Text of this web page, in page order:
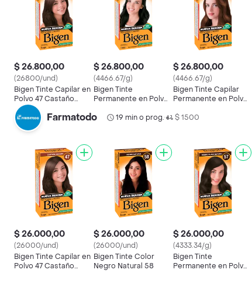
$ 26.800,00
(26800/und)
Bigen Tinte Capilar en
Polvo 47 Castaño
Oscuro
$ 26.800,00
(4466.67/g)
Bigen Tinte
Permanente en Polvo
59
$ 26.800,00
(4466.67/g)
Bigen Tinte Capilar
Permanente en Polvo
46
Farmatodo 19 min o prog.• $ 1500
$ 26.000,00
(26000/und)
Bigen Tinte Capilar en
Polvo 47 Castaño
$ 26.000,00
(26000/und)
Bigen Tinte Color
Negro Natural 58
$ 26.000,00
(4333.34/g)
Bigen Tinte
Permanente en Polvo